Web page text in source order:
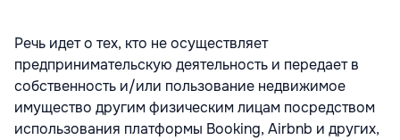
Речь идет о тех, кто не осуществляет
предпринимательскую деятельность и передает в
собственность и/или пользование недвижимое
имущество другим физическим лицам посредством
использования платформы Booking, Airbnb и других,